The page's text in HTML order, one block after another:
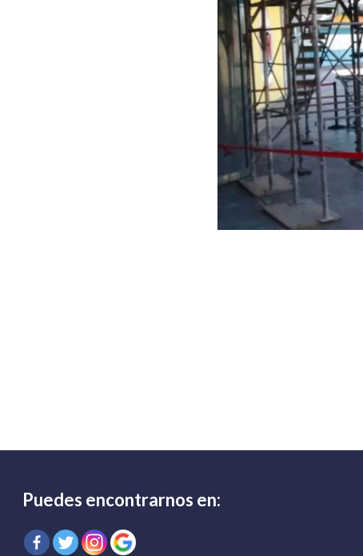
Puedes encontrarnos en: